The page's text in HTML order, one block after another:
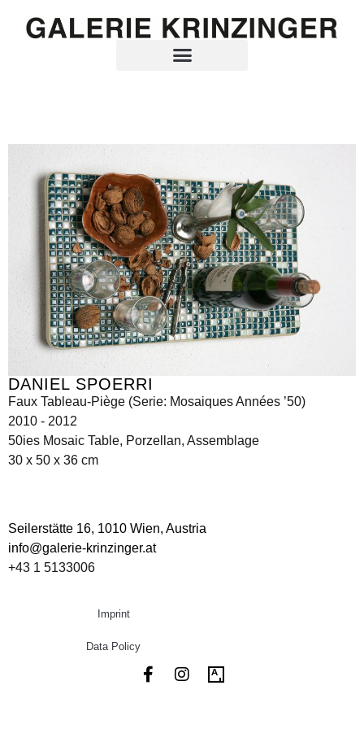
DANIEL SPOERRI
Faux Tableau-Piège (Serie: Mosaiques Années ’50)
2010 - 2012
50ies Mosaic Table, Porzellan, Assemblage
30 x 50 x 36 cm
Seilerstätte 16, 1010 Wien, Austria
info@galerie-krinzinger.at
+43 1 5133006
Imprint
Data Policy